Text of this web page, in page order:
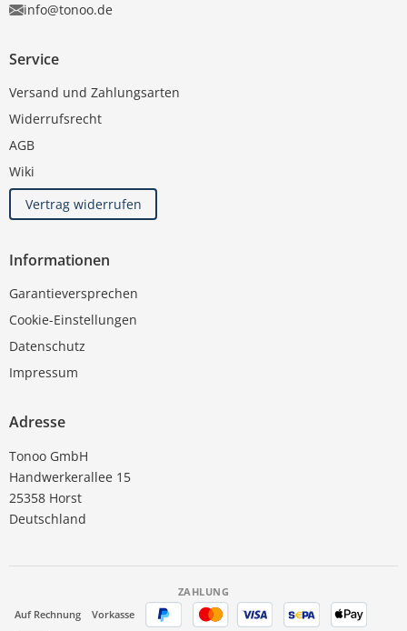
info@tonoo.de
Service
Versand und Zahlungsarten
Widerrufsrecht
AGB
Wiki
Vertrag widerrufen
Informationen
Garantieversprechen
Cookie-Einstellungen
Datenschutz
Impressum
Adresse
Tonoo GmbH
Handwerkerallee 15
25358 Horst
Deutschland
ZAHLUNG
Auf Rechnung
Vorkasse